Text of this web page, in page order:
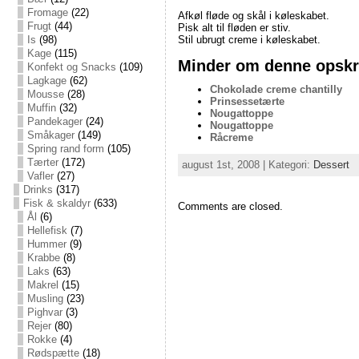
Fromage(22)
Frugt(44)
Is (98)
Kage(115)
Konfekt og Snacks (109)
Lagkage(62)
Mousse(28)
Muffin(32)
Pandekager(24)
Småkager(149)
Spring rand form (105)
Tærter(172)
Vafler(27)
Drinks (317)
Fisk & skaldyr(633)
Ål (6)
Hellefisk(7)
Hummer(9)
Krabbe(8)
Laks (63)
Makrel (15)
Musling(23)
Pighvar(3)
Rejer(80)
Rokke(4)
Rødspætte(18)
Afkøl fløde og skål i køleskabet.
Pisk alt til fløden er stiv.
Stil ubrugt creme i køleskabet.
Minder om denne
Chokolade creme chantilly
Prinsessetærte
Nougattoppe
Nougattoppe
Råcreme
august 1st, 2008 | Kategori: Dessert
Comments are closed.